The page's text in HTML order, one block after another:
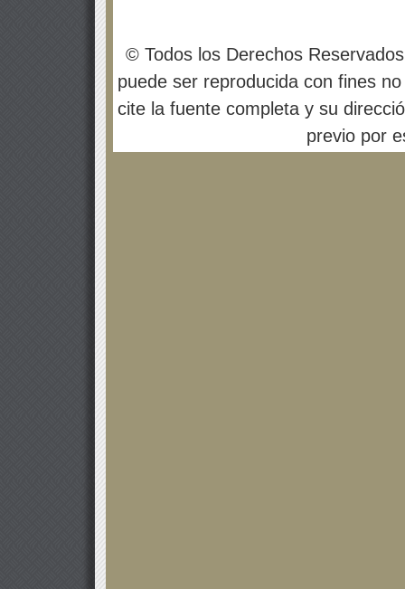
© Todos los Derechos
puede ser reproducida con fines
cite la fuente completa y su
previo por